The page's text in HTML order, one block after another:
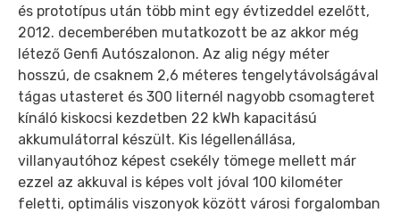
és prototípus után több mint egy évtizeddel ezelőtt,
2012. decemberében mutatkozott be az akkor még
létező Genfi Autószalonon. Az alig négy méter
hosszú, de csaknem 2,6 méteres tengelytávolságával
tágas utasteret és 300 liternél nagyobb csomagteret
kínáló kiskocsi kezdetben 22 kWh kapacitású
akkumulátorral készült. Kis légellenállása,
villanyautóhoz képest csekély tömege mellett már
ezzel az akkuval is képes volt jóval 100 kilométer
feletti, optimális viszonyok között városi forgalomban